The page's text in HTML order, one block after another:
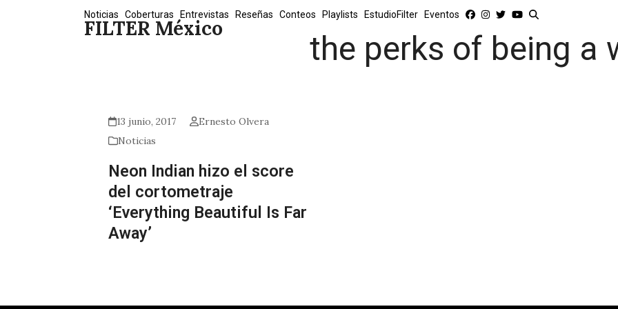
FILTER México
Noticias Coberturas Entrevistas Reseñas Conteos Playlists EstudioFilter Eventos
the perks of being a
13 junio, 2017
Ernesto Olvera
Noticias
Neon Indian hizo el score
del cortometraje
‘Everything Beautiful Is Far
Away’